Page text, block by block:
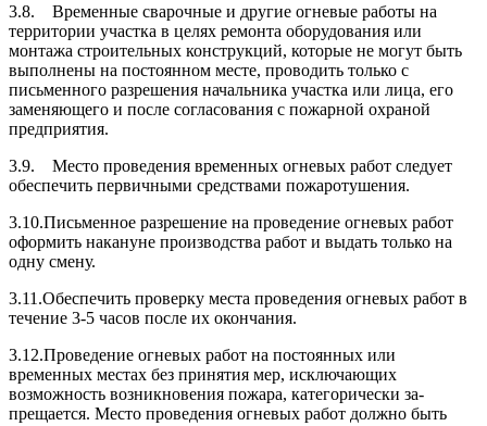
3.8. Временные сварочные и другие огневые работы на
территории участка в целях ремонта оборудования или
монтажа строительных конструкций, которые не мо­гут быть
выполнены на постоянном месте, проводить только с
письменного раз­решения начальника участка или лица, его
заменяющего и после согласования с по­жарной охраной
предприятия.
3.9. Место проведения временных огневых работ следует
обеспечить первичны­ми средствами пожаротушения.
3.10.Письменное разрешение на проведение огневых работ
оформить накануне производства работ и выдать только на
одну смену.
3.11.Обеспечить проверку места проведения огневых работ в
течение 3-5 часов после их окончания.
3.12.Проведение огневых работ на постоянных или
временных местах без приня­тия мер, исключающих
возможность возникновения пожара, категорически за­
прещается. Место проведения огневых работ должно быть